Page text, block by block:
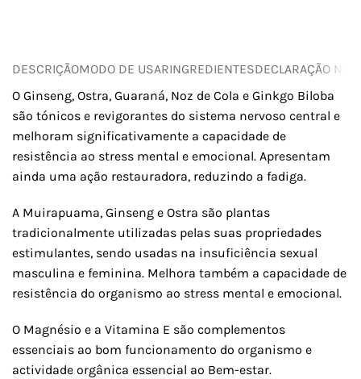
DESCRIÇÃOMODO DE USARINGREDIENTESDECLARAÇÃO
O Ginseng, Ostra, Guaraná, Noz de Cola e Ginkgo Biloba
são tónicos e revigorantes do sistema nervoso central e
melhoram significativamente a capacidade de
resistência ao stress mental e emocional. Apresentam
ainda uma ação restauradora, reduzindo a fadiga.
A Muirapuama, Ginseng e Ostra são plantas
tradicionalmente utilizadas pelas suas propriedades
estimulantes, sendo usadas na insuficiência sexual
masculina e feminina. Melhora também a capacidade de
resistência do organismo ao stress mental e emocional.
O Magnésio e a Vitamina E são complementos
essenciais ao bom funcionamento do organismo e
actividade orgânica essencial ao Bem-estar.